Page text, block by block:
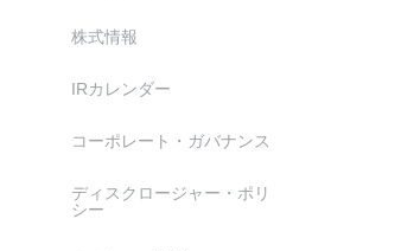
株式情報
IRカレンダー
コーポレート・ガバナンス
ディスクロージャー・ポリ
シー